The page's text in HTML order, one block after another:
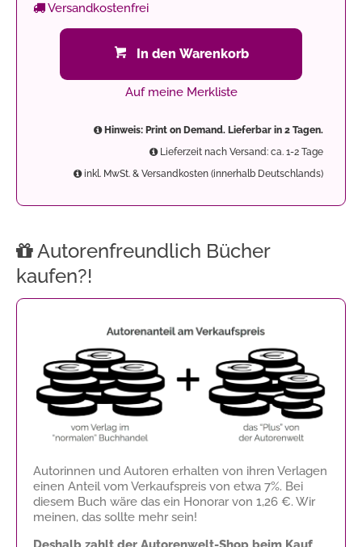
Versandkostenfrei
In den Warenkorb
Auf meine Merkliste
Hinweis: Print on Demand. Lieferbar in 2 Tagen.
Lieferzeit nach Versand: ca. 1-2 Tage
inkl. MwSt. & Versandkosten (innerhalb Deutschlands)
Autorenfreundlich Bücher
kaufen?!
Autorinnen und Autoren erhalten von ihren Verlagen
einen Anteil vom Verkaufspreis von etwa 7%. Bei
diesem Buch wäre das ein Honorar von 1,26 €. Wir
meinen, das sollte mehr sein!